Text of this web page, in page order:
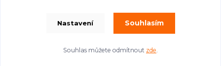
Vytvořeno na
Eshop-rychle.cz
Nastavení Souhlasím
Souhlas můžete odmítnout zde